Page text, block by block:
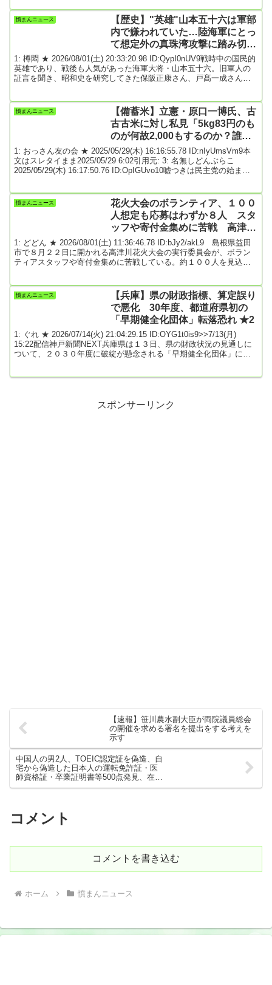
れば公衆衛生上よりいっそうの土葬規制さえ必要と考えるが、いか
がか」と質問。上野賢一郎厚生労働大臣は「これまで埋葬で周辺環
境の影響により公衆衛生上の問題が...
憤まんニュース
【歴史】"英雄"山本五十六は軍部
内で嫌われていた…陸海軍にとっ
て想定外の真珠湾攻撃に踏み切っ
た「本当の動機」
1: 樽悶 ★ 2026/08/01(土) 20:33:20.98 ID:QypI0nUV9戦時中の国民的
英雄であり、戦後も人気があった海軍大将・山本五十六。旧軍人の
証言を聞き、昭和史を研究してきた保阪正康さん、戸髙一成さん、
本五十六―大西瀧治郎―源田実というライン、派閥というほど強烈
ではないものの、ある系列がありました。戦時中は、それが航空の
主流派となったようです。柴田武雄（...
憤まんニュース
【備蓄米】立憲・原口一博氏、古
古古米に対し私見「5kg83円のも
のが何故2,000もするのか？誰と
随意契約したのか？小泉米。」
1: おっさん友の会 ★ 2025/05/29(木) 16:16:55.78 ID:nIyUmsVm9本
文はスレタイまま2025/05/29 6:02引用元: 3: 名無しどんぶらこ
2025/05/29(木) 16:17:50.76 ID:OpIGUvo10嘘つきは民主党の始まり4:
題だろ。史上最強の台風が上陸した最中のニュース...
憤まんニュース
花火大会のボランティア、１００
人想定も応募はわずか８人 スタ
ッフや寄付金集めに苦戦 高津川
花火大会実行委【島根】 ★2
1: どどん ★ 2026/08/01(土) 11:36:46.78 ID:bJy2/akL9 島根県益田
市で８月２２日に開かれる高津川花火大会の実行委員会が、ボラン
ティアスタッフや寄付金集めに苦戦している。約１００人を見込む
田水郷祭を３年ぶりに復活させる形で開催を決めた。会場運営のス
タッフは益田商工会議所や市観光協会、益田市に人数を割り当てて
動員していた従来の方式を変え、市民...
憤まんニュース
【兵庫】県の財政指標、算定誤り
で悪化 30年度、都道府県初の
「早期健全化団体」転落恐れ ★2
1: ぐれ ★ 2026/07/14(火) 21:04:29.15 ID:OYG1t0is9>>7/13(月)
15:22配信神戸新聞NEXT兵庫県は１３日、県の財政状況の見通しに
ついて、２０３０年度に破綻が懸念される「早期健全化団体」に陥
ない。有識者による検...スポンサーリンク
【速報】笹川農水副大臣が両院議員総会
の開催を求める署名を提出をする考えを
示す
中国人の男2人、TOEIC認定証を偽造、自
宅から偽造した日本人の運転免許証・医
師資格証・卒業証明書等500点発見、在留
カードも偽造
コメント
コメントを書き込む
ホーム 憤まんニュース